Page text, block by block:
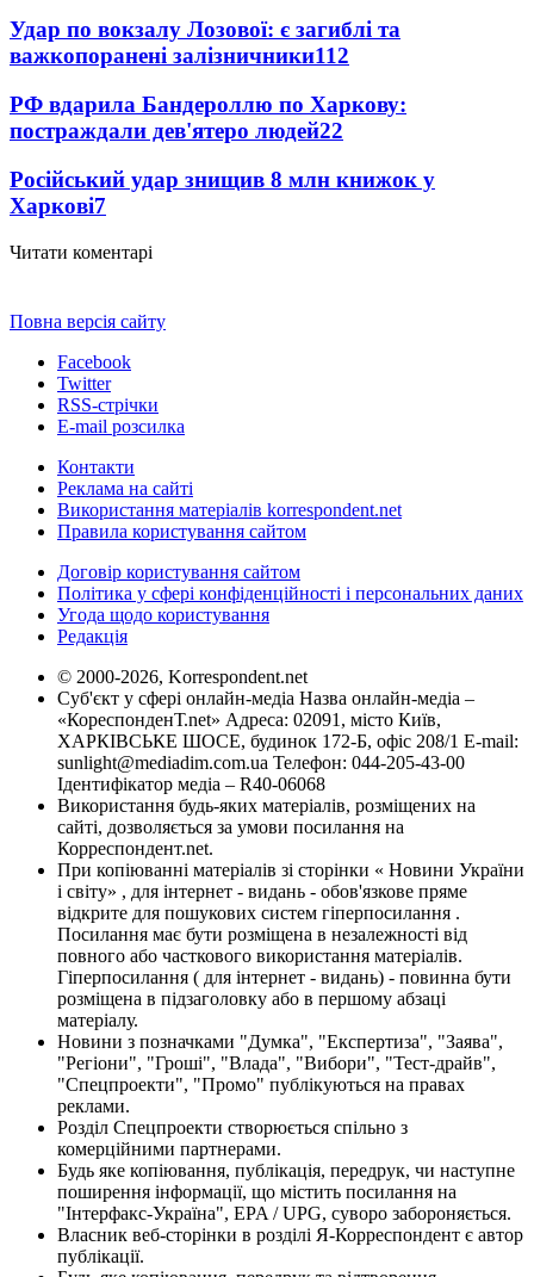
Удар по вокзалу Лозової: є загиблі та
важкопоранені залізничники112
РФ вдарила Бандероллю по Харкову:
постраждали дев'ятеро людей22
Російський удар знищив 8 млн книжок у
Харкові7
Читати коментарі
Повна версія сайту
Facebook
Twitter
RSS-стрічки
E-mail розсилка
Контакти
Реклама на сайті
Використання матеріалів korrespondent.net
Правила користування сайтом
Договір користування сайтом
Політика у сфері конфіденційності і персональних даних
Угода щодо користування
Редакція
© 2000-2026, Korrespondent.net
Суб'єкт у сфері онлайн-медіа Назва онлайн-медіа –
«КореспонденТ.net» Адреса: 02091, місто Київ,
ХАРКІВСЬКЕ ШОСЕ, будинок 172-Б, офіс 208/1 E-mail:
sunlight@mediadim.com.ua Телефон: 044-205-43-00
Ідентифікатор медіа – R40-06068
Використання будь-яких матеріалів, розміщених на
сайті, дозволяється за умови посилання на
Корреспондент.net.
При копіюванні матеріалів зі сторінки « Новини України
і світу» , для інтернет - видань - обов'язкове пряме
відкрите для пошукових систем гіперпосилання .
Посилання має бути розміщена в незалежності від
повного або часткового використання матеріалів.
Гіперпосилання ( для інтернет - видань) - повинна бути
розміщена в підзаголовку або в першому абзаці
матеріалу.
Новини з позначками "Думка", "Експертиза", "Заява",
"Регіони", "Гроші", "Влада", "Вибори", "Тест-драйв",
"Спецпроекти", "Промо" публікуються на правах
реклами.
Розділ Спецпроекти створюється спільно з
комерційними партнерами.
Будь яке копіювання, публікація, передрук, чи наступне
поширення інформації, що містить посилання на
"Інтерфакс-Україна", EPA / UPG, суворо забороняється.
Власник веб-сторінки в розділі Я-Корреспондент є автор
публікації.